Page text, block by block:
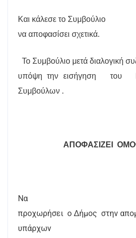
Και κάλεσε το Συμβούλιο
να αποφασίσει σχετικά.
Το Συμβούλιο μετά διαλογική
υπόψη την εισήγηση
του
Συμβούλων .
ΑΠΟΦΑΣΙΖΕΙ
Να
προχωρήσει ο Δήμος στην
υπάρχων